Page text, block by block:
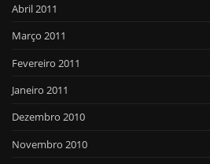
Abril 2011
Março 2011
Fevereiro 2011
Janeiro 2011
Dezembro 2010
Novembro 2010